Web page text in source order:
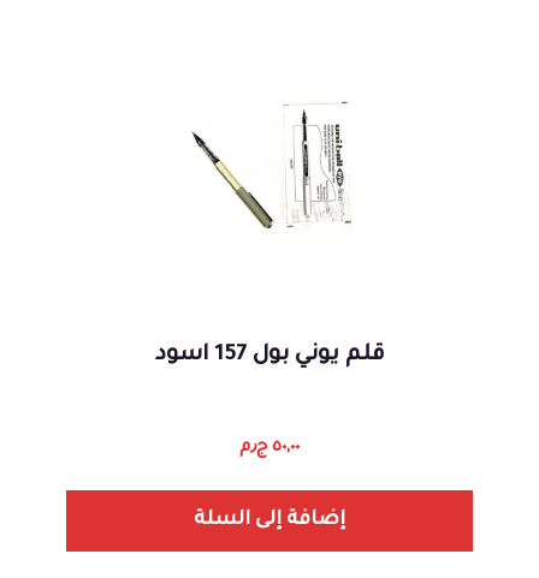
قلم يوني بول 157 اسود
٥٠,٠٠ ج٫م
إضافة إلى السلة